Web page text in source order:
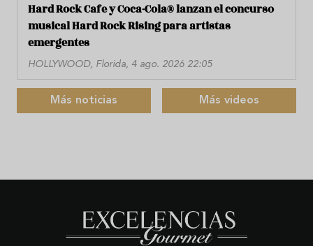
Hard Rock Cafe y Coca-Cola® lanzan el concurso
musical Hard Rock Rising para artistas
emergentes
HOLLYWOOD, Florida, 4 ago. 2026 22:05
Más noticias Más videos